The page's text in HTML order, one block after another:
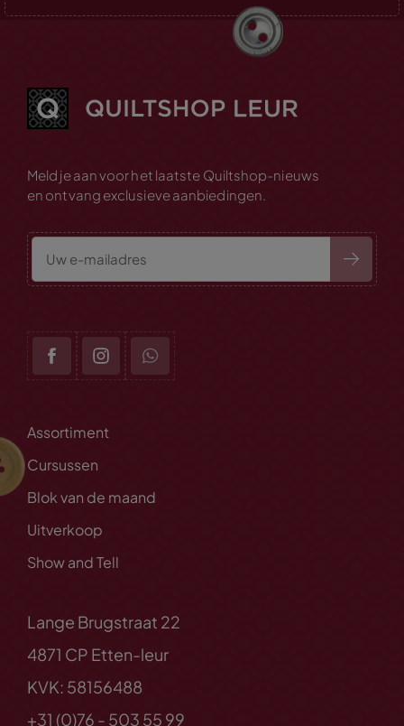
Meld je aan voor het laatste Quiltshop-nieuws
en ontvang exclusieve aanbiedingen.
Assortiment
Cursussen
Blok van de maand
Uitverkoop
Show and Tell
Lange Brugstraat 22
4871 CP Etten-leur
KVK: 58156488
+31 (0)76 - 503 55 99